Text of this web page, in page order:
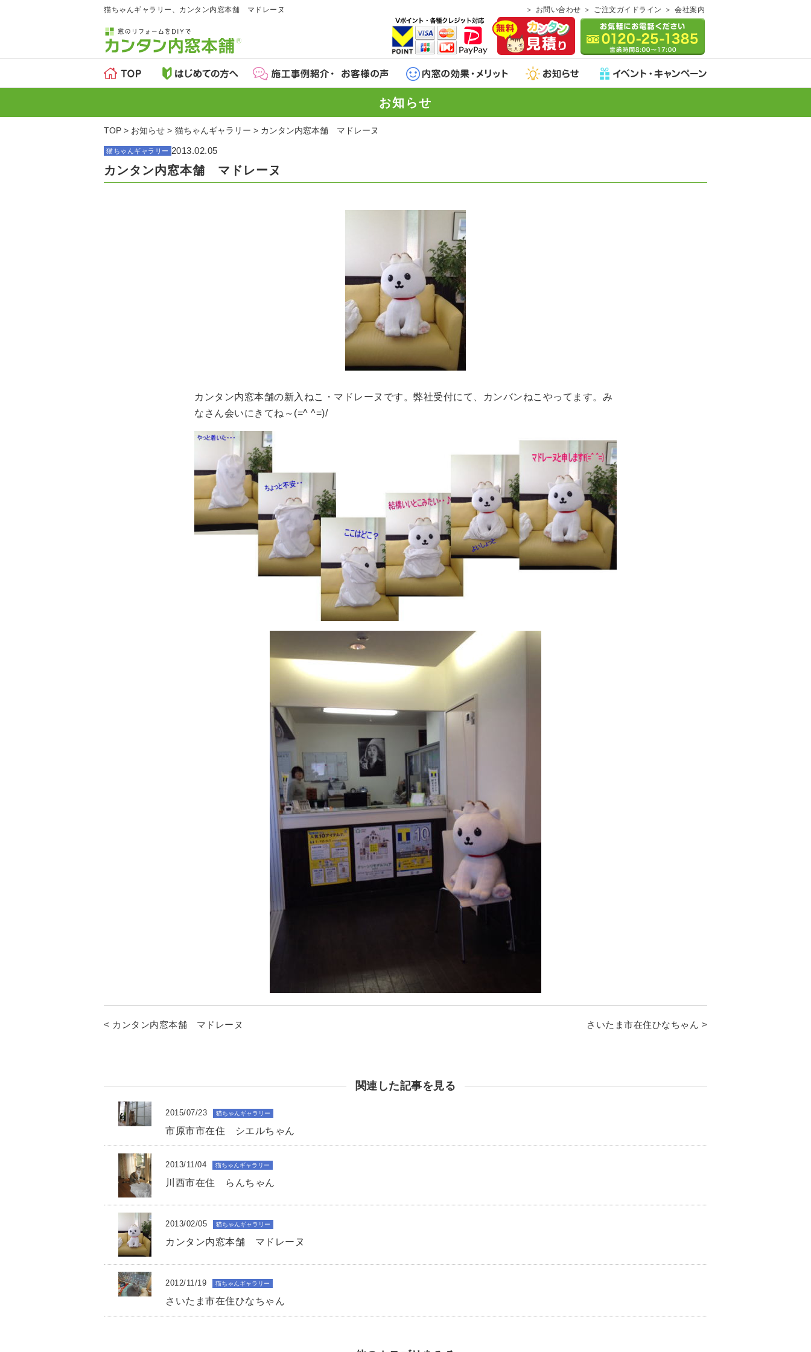
猫ちゃんギャラリー、カンタン内窓本舗 マドレーヌ お問い合わせ ご注文ガイドライン 会社案内
お知らせ
TOP お知らせ 猫ちゃんギャラリー カンタン内窓本舗 マドレーヌ
猫ちゃんギャラリー 2013.02.05
カンタン内窓本舗 マドレーヌ
カンタン内窓本舗の新入ねこ・マドレーヌです。弊社受付にて、カンバンねこやってます。み
なさん会いにきてね～(=^ ^=)/
< カンタン内窓本舗 マドレーヌ さいたま市在住ひなちゃん >
関連した記事を見る
2015/07/23 猫ちゃんギャラリー
市原市市在住 シエルちゃん
2013/11/04 猫ちゃんギャラリー
川西市在住 らんちゃん
2013/02/05 猫ちゃんギャラリー
カンタン内窓本舗 マドレーヌ
2012/11/19 猫ちゃんギャラリー
さいたま市在住ひなちゃん